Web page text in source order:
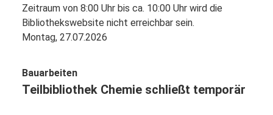
Zeitraum von 8:00 Uhr bis ca. 10:00 Uhr wird die
Bibliothekswebsite nicht erreichbar sein.
Montag, 27.07.2026
Bauarbeiten
Teilbibliothek Chemie schließt temporär